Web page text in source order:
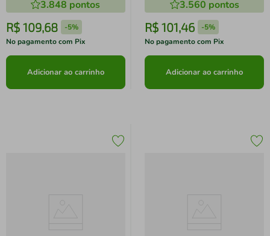
3.848 pontos
R$ 109,68 -5%
No pagamento com Pix
Adicionar ao carrinho
3.560 pontos
R$ 101,46 -5%
No pagamento com Pix
Adicionar ao carrinho